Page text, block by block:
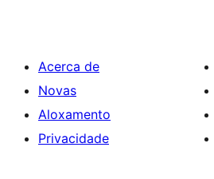
Acerca de
Novas
Aloxamento
Privacidade